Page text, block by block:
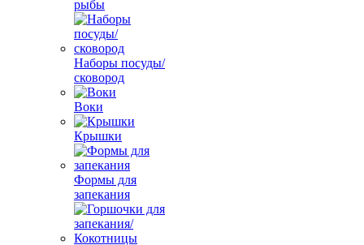
рыбы
Наборы посуды/
сковород
Воки
Крышки
Формы для
запекания